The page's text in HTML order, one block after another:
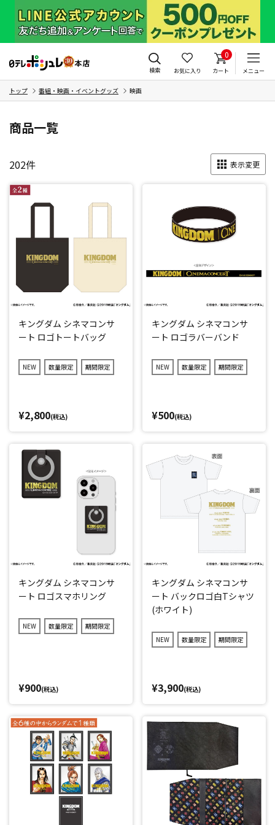
検索 お気に入り
0
カート メニュー
トップ 番組・映画・イベントグッズ 映画
商品一覧
202件 表示変更
キングダム シネマコンサ
ート ロゴトートバッグ
NEW 数量限定 期間限定
¥2,800(税込)
キングダム シネマコンサ
ート ロゴラバーバンド
NEW 数量限定 期間限定
¥500(税込)
キングダム シネマコンサ
ート ロゴスマホリング
NEW 数量限定 期間限定
¥900(税込)
キングダム シネマコンサ
ート バックロゴ白Tシャツ
(ホワイト)
NEW 数量限定 期間限定
¥3,900(税込)